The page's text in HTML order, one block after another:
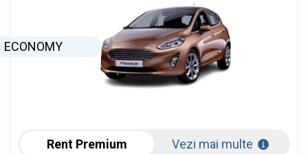
ECONOMY
Rent Premium Vezi mai multe